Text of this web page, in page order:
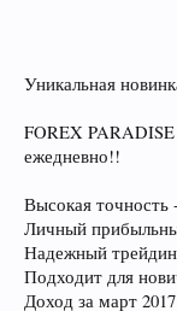
Уникальная
FOREX
ежедневно!!
Высокая
Личный
Надежный
Подходит для
Доход за март